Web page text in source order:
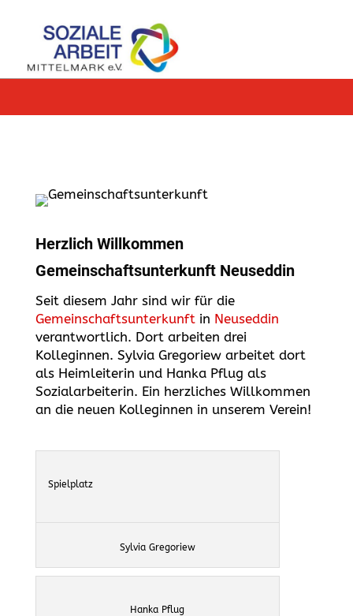
Herzlich Willkommen
Gemeinschaftsunterkunft Neuseddin
Seit diesem Jahr sind wir für die
Gemeinschaftsunterkunftin Neuseddin
verantwortlich. Dort arbeiten drei
Kolleginnen. Sylvia Gregoriew arbeitet dort
als Heimleiterin und Hanka Pflug als
Sozialarbeiterin. Ein herzliches Willkommen
an die neuen Kolleginnen in unserem Verein!
Spielplatz
Sylvia Gregoriew
Hanka Pflug